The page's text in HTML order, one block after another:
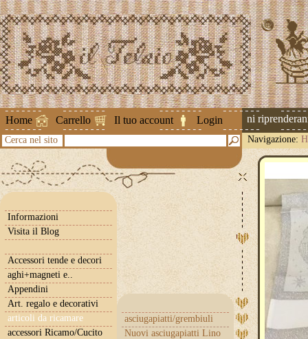
Home Carrello Il tuo account Login
Attenzione ! Le spedizioni
Cerca nel sito Navigazione:
Informazioni
Visita il Blog
Accessori tende e decori
aghi+magneti e..
Appendini
Art. regalo e decorativi
articoli da ricamare
asciugapiatti/grembiuli
Nuovi asciugapiatti Lino
accessori Ricamo/Cucito